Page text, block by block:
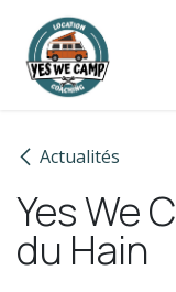
Se rendre au contenu
Actualités
Yes We
du Hain